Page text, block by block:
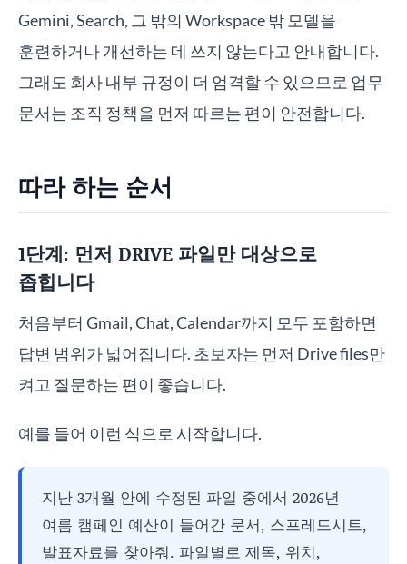
Gemini, Search, 그 밖의 Workspace 밖 모델을
훈련하거나 개선하는 데 쓰지 않는다고 안내합니다.
그래도 회사 내부 규정이 더 엄격할 수 있으므로 업무
문서는 조직 정책을 먼저 따르는 편이 안전합니다.
따라 하는 순서
1단계: 먼저 DRIVE 파일만 대상으로
좁힙니다
처음부터 Gmail, Chat, Calendar까지 모두 포함하면
답변 범위가 넓어집니다. 초보자는 먼저 Drive files만
켜고 질문하는 편이 좋습니다.
예를 들어 이런 식으로 시작합니다.
지난 3개월 안에 수정된 파일 중에서 2026년
여름 캠페인 예산이 들어간 문서, 스프레드시트,
발표자료를 찾아줘. 파일별로 제목, 위치,